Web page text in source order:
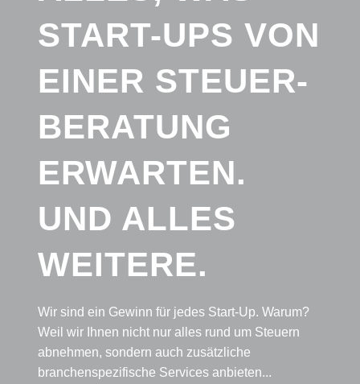
START-UPS VON
EINER STEUER-
BERATUNG
ERWARTEN.
UND ALLES
WEITERE.
Wir sind ein Gewinn für jedes Start-Up. Warum?
Weil wir Ihnen nicht nur alles rund um Steuern
abnehmen, sondern auch zusätzliche
branchenspezifische Services anbieten...